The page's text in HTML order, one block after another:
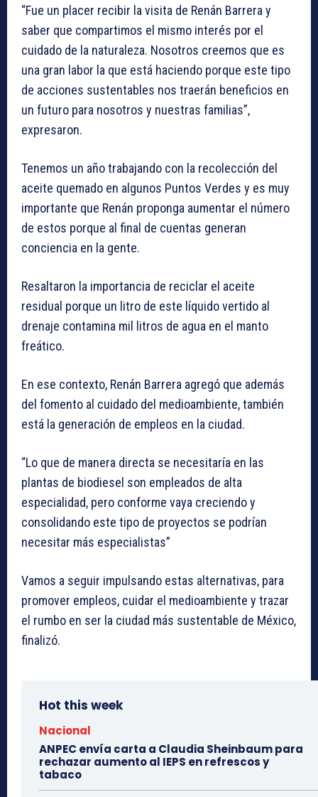
“Fue un placer recibir la visita de Renán Barrera y
saber que compartimos el mismo interés por el
cuidado de la naturaleza. Nosotros creemos que es
una gran labor la que está haciendo porque este tipo
de acciones sustentables nos traerán beneficios en
un futuro para nosotros y nuestras familias”,
expresaron.
Tenemos un año trabajando con la recolección del
aceite quemado en algunos Puntos Verdes y es muy
importante que Renán proponga aumentar el número
de estos porque al final de cuentas generan
conciencia en la gente.
Resaltaron la importancia de reciclar el aceite
residual porque un litro de este líquido vertido al
drenaje contamina mil litros de agua en el manto
freático.
En ese contexto, Renán Barrera agregó que además
del fomento al cuidado del medioambiente, también
está la generación de empleos en la ciudad.
“Lo que de manera directa se necesitaría en las
plantas de biodiesel son empleados de alta
especialidad, pero conforme vaya creciendo y
consolidando este tipo de proyectos se podrían
necesitar más especialistas”
Vamos a seguir impulsando estas alternativas, para
promover empleos, cuidar el medioambiente y trazar
el rumbo en ser la ciudad más sustentable de México,
finalizó.
Hot this week
Nacional
ANPEC envía carta a Claudia Sheinbaum para
rechazar aumento al IEPS en refrescos y
tabaco